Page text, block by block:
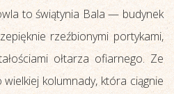
to świątynia Bala — budynek
rzeźbionymi portykami,
ołtarza ofiarnego. Ze
kolumnady, która ciągnie